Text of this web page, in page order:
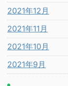
2021年12月
2021年11月
2021年10月
2021年9月